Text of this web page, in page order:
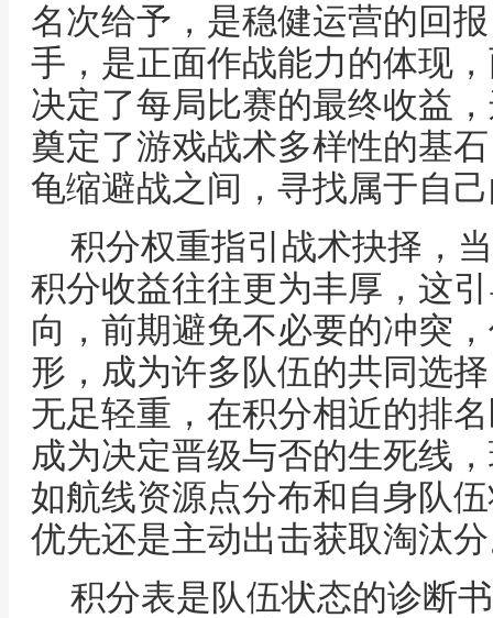
名次给予，是稳健运营的回
手，是正面作战能力的体现
决定了每局比赛的最终收益
奠定了游戏战术多样性的基
龟缩避战之间，寻找属于自
积分权重指引战术抉择，
积分收益往往更为丰厚，这
向，前期避免不必要的冲突
形，成为许多队伍的共同选
无足轻重，在积分相近的排
成为决定晋级与否的生死线
如航线资源点分布和自身队
优先还是主动出击获取淘汰
积分表是队伍状态的诊断